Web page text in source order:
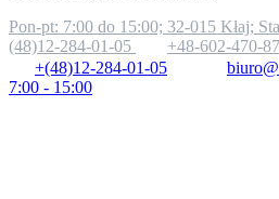
Pon-pt: 7:00 do 15:00; 32-015 Kłaj;
(48)12-284-01-05
+48-602-470-
+(48)12-284-01-05
7:00 - 15:00